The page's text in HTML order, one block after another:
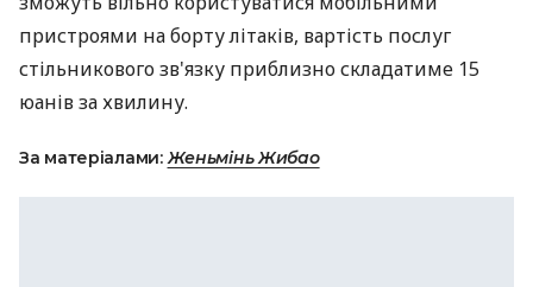
пристроями на борту літаків, вартість послуг
стільникового зв'язку приблизно складатиме 15
юанів за хвилину.
За матеріалами:Женьмінь Жибао